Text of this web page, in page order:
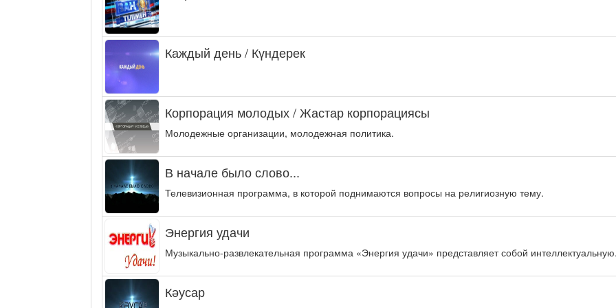
Каждый день / Күндерек
Корпорация молодых / Жастар корпорациясы
Молодежные организации, молодежная политика.
В начале было слово...
Телевизионная программа, в которой поднимаются вопросы на религиозную тему.
Энергия удачи
Музыкально-развлекательная программа «Энергия удачи» представляет собой
Кәусар